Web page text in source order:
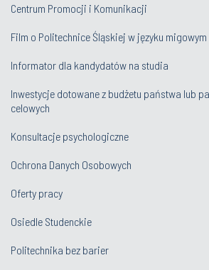
Centrum Promocji i Komunikacji
Film o Politechnice Śląskiej w języku migowym
Informator dla kandydatów na studia
Inwestycje dotowane z budżetu państwa lub
celowych
Konsultacje psychologiczne
Ochrona Danych Osobowych
Oferty pracy
Osiedle Studenckie
Politechnika bez barier